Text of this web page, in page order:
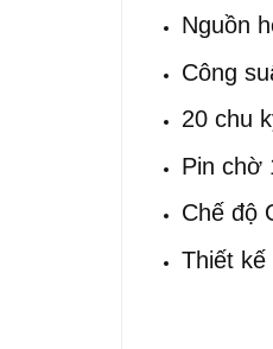
Nguồn
Công
20 chu
Pin chờ
Chế độ
Thiết